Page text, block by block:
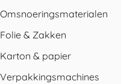
Omsnoeringsmaterialen
Folie & Zakken
Karton & papier
Verpakkingsmachines